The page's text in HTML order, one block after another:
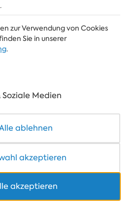
ALBENA
& GESUNDHEIT
& BARS
COWORKING
12 110
zur Verwendung von Cookies
Sie in unserer
.
Medien
ablehnen
akzeptieren
akzeptieren